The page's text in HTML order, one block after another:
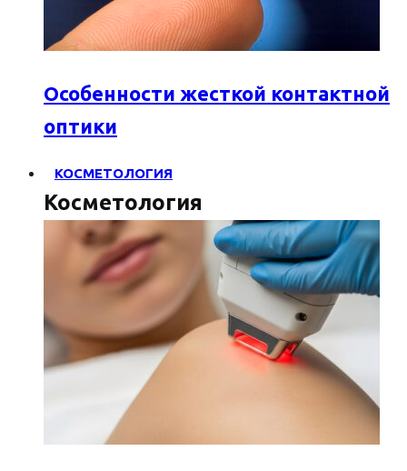
Особенности жесткой контактной
оптики
КОСМЕТОЛОГИЯ
Косметология